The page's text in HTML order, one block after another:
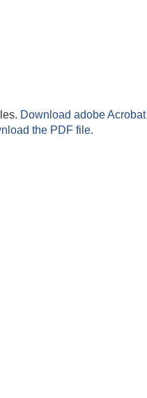
Download adobe Acrobat
the PDF file.